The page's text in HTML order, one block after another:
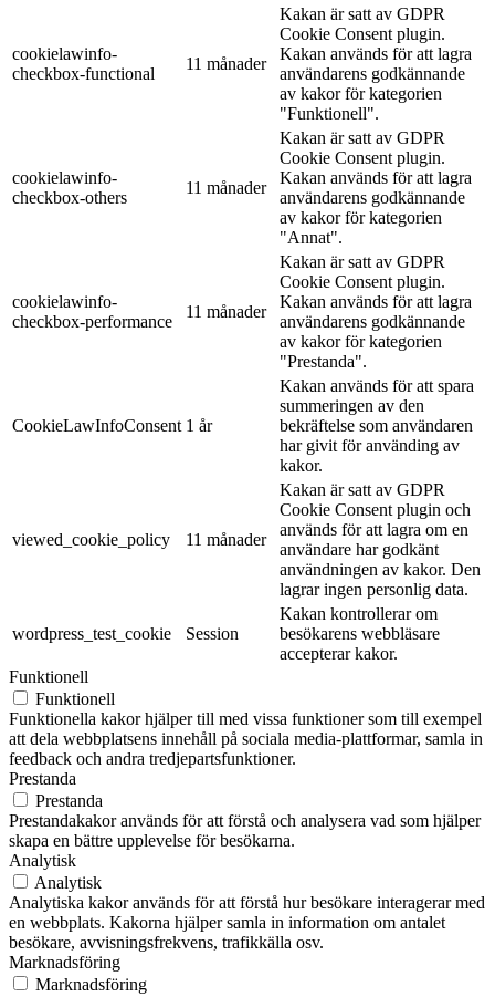
cookielawinfo-
checkbox-functional
11 månader
Kakan är satt av GDPR
Cookie Consent plugin.
Kakan används för att lagra
användarens godkännande
av kakor för kategorien
"Funktionell".
cookielawinfo-
checkbox-others
11 månader
Kakan är satt av GDPR
Cookie Consent plugin.
Kakan används för att lagra
användarens godkännande
av kakor för kategorien
"Annat".
cookielawinfo-
checkbox-performance
11 månader
Kakan är satt av GDPR
Cookie Consent plugin.
Kakan används för att lagra
användarens godkännande
av kakor för kategorien
"Prestanda".
CookieLawInfoConsent 1 år
Kakan används för att spara
summeringen av den
bekräftelse som användaren
har givit för använding av
kakor.
viewed_cookie_policy 11 månader
Kakan är satt av GDPR
Cookie Consent plugin och
används för att lagra om en
användare har godkänt
användningen av kakor. Den
lagrar ingen personlig data.
wordpress_test_cookie Session
Kakan kontrollerar om
besökarens webbläsare
accepterar kakor.
Funktionell
Funktionell
Funktionella kakor hjälper till med vissa funktioner som till exempel
att dela webbplatsens innehåll på sociala media-plattformar, samla in
feedback och andra tredjepartsfunktioner.
Prestanda
Prestanda
Prestandakakor används för att förstå och analysera vad som hjälper
skapa en bättre upplevelse för besökarna.
Analytisk
Analytisk
Analytiska kakor används för att förstå hur besökare interagerar med
en webbplats. Kakorna hjälper samla in information om antalet
besökare, avvisningsfrekvens, trafikkälla osv.
Marknadsföring
Marknadsföring